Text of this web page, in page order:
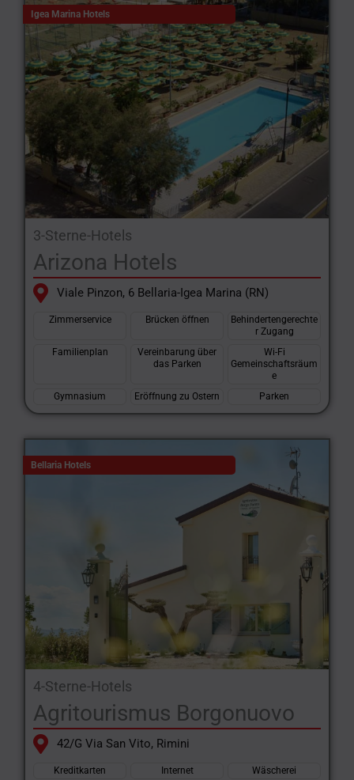
Igea Marina Hotels
3-Sterne-Hotels
Arizona Hotels
Viale Pinzon, 6 Bellaria-Igea Marina (RN)
Zimmerservice Brücken öffnen
Behindertengerechte
r Zugang
Familienplan
Vereinbarung über
das Parken
Wi-Fi
Gemeinschaftsräum
e
Gymnasium
Eröffnung zu Ostern Parken
Bellaria Hotels
4-Sterne-Hotels
Agritourismus Borgonuovo
42/G Via San Vito, Rimini
Kreditkarten Internet
Wäscherei